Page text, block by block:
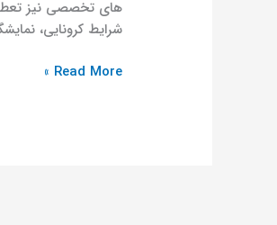
های تخصصی نیز
شرایط کرونایی،
Read More »